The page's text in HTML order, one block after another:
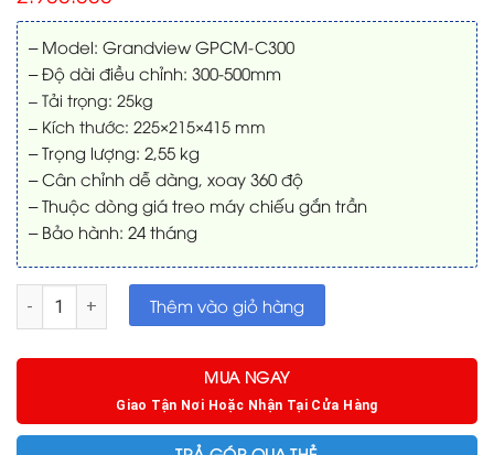
xếp
hạng
0
5
sao
– Model: Grandview GPCM-C300
– Độ dài điều chỉnh: 300-500mm
– Tải trọng: 25kg
– Kích thước: 225×215×415 mm
– Trọng lượng: 2,55 kg
– Cân chỉnh dễ dàng, xoay 360 độ
– Thuộc dòng giá treo máy chiếu gắn trần
– Bảo hành: 24 tháng
Giá treo Grandview GPCM-C300 số lượng
Thêm vào giỏ hàng
MUA NGAY
Giao Tận Nơi Hoặc Nhận Tại Cửa Hàng